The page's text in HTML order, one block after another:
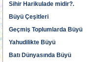
Sihir Harikulade midir?.
Büyü Çeşitleri
Geçmiş Toplumlarda Büyü
Yahudilikte Büyü
Batı Dünyasında Büyü